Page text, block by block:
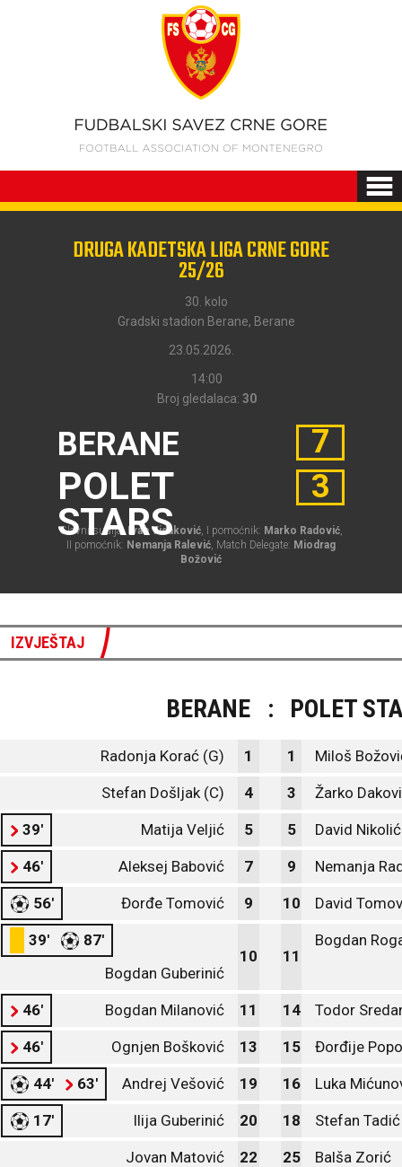
DRUGA KADETSKA LIGA CRNE GORE
25/26
30. kolo
Gradski stadion Berane, Berane
23.05.2026.
14:00
Broj gledalaca: 30
BERANE
POLET
STARS
7
3
Glavni sudija: Ivan Vidaković, I pomoćnik: Marko Radović,
II pomoćnik: Nemanja Ralević, Match Delegate: Miodrag
Božović
IZVJEŠTAJ
BERANE : POLET
Radonja Korać (G) 1 1 Miloš
Stefan Došljak (C) 4 3 Žarko
39' Matija Veljić 5 5 David Nikolić
46' Aleksej Babović 7 9 Nemanja
56' Đorđe Tomović 9 10 David
39'
87'
Bogdan Guberinić
10 11
Bogdan
46' Bogdan Milanović 11 14 Todor
46' Ognjen Bošković 13 15 Đorđije
44' 63' Andrej Vešović 19 16 Luka
17' Ilija Guberinić 20 18 Stefan Tadić
Jovan Matović 22 25 Balša Zorić